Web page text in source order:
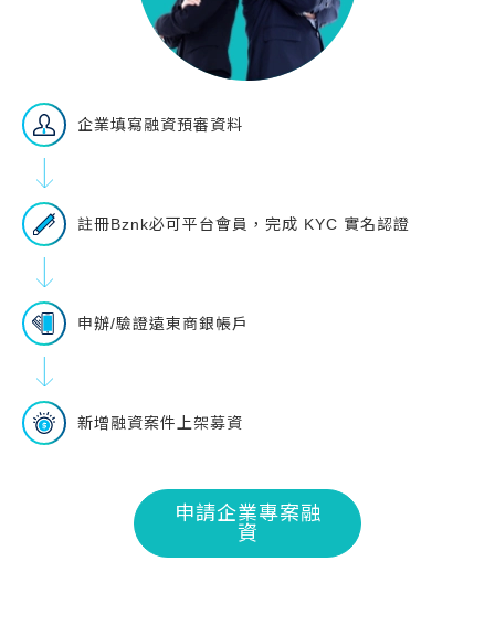
企業填寫融資預審資料
註冊Bznk必可平台會員，完成 KYC 實名認證
申辦/驗證遠東商銀帳戶
新增融資案件上架募資
申請企業專案融
資